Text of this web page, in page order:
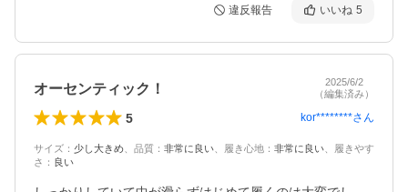
違反報告 いいね 5
オーセンティック！
2025/6/2
（編集済み）
5 kor********さん
サイズ ： 少し大きめ 品質 ： 非常に良い 履き心地 ： 非常に良い
履きやす
さ ： 良い